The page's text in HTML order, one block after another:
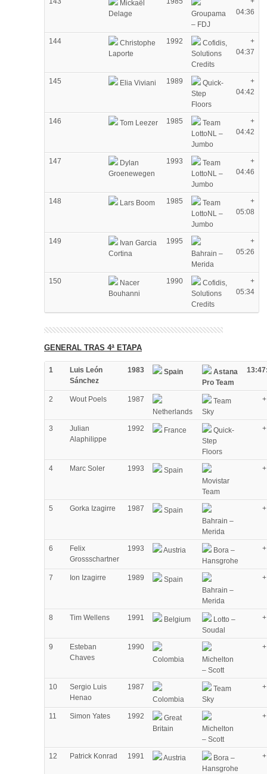
Mickaël
Delage
Groupama
– FDJ
04:36
144
Christophe
Laporte
1992
Cofidis,
Solutions
Credits
+
04:37
145 Elia Viviani 1989
Quick-
Step
Floors
+
04:42
146 Tom Leezer 1985
Team
LottoNL –
Jumbo
+
04:42
147
Dylan
Groenewegen
1993
Team
LottoNL –
Jumbo
+
04:46
148 Lars Boom 1985
Team
LottoNL –
Jumbo
+
05:08
149
Ivan Garcia
Cortina
1995
Bahrain –
Merida
+
05:26
150
Nacer
Bouhanni
1990
Cofidis,
Solutions
Credits
+
05:34
GENERAL TRAS 4ª ETAPA
1
Luis León
Sánchez
1983 Spain
Astana
Pro Team
2 Wout Poels
1987
Netherlands
Team
Sky
3
Julian
Alaphilippe
1992 France
Quick-
Step
Floors
4 Marc Soler 1993
Spain
Movistar
Team
5 Gorka Izagirre 1987
Spain
Bahrain –
Merida
6
Felix
Grossschartner
1993 Austria
Bora –
Hansgrohe
7 Ion Izagirre 1989
Spain
Bahrain –
Merida
8 Tim Wellens 1991 Belgium
Lotto –
Soudal
9
Esteban
Chaves
1990
Colombia
Michelton
– Scott
10
Sergio Luis
Henao
1987
Colombia
Team
Sky
11 Simon Yates 1992
Great
Britain
Michelton
– Scott
12 Patrick Konrad 1991 Austria
Bora –
Hansgrohe